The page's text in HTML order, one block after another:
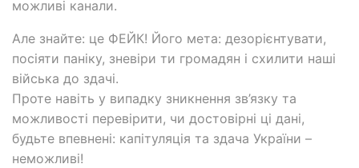
можливі канали.
Але знайте: це ФЕЙК! Його мета: дезорієнтувати,
посіяти паніку, зневіри ти громадян і схилити наші
війська до здачі.
Проте навіть у випадку зникнення зв’язку та
можливості перевірити, чи достовірні ці дані,
будьте впевнені: капітуляція та здача України –
неможливі!